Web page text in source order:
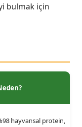
bulmak için
hayvansal protein,